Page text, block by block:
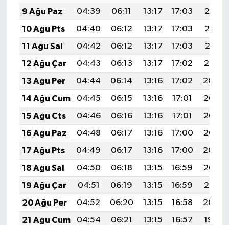
9 Ağu Paz
04:39 06:11 13:17 17:03
20:13
10 Ağu Pts
04:40 06:12 13:17 17:03
20:12
11 Ağu Sal
04:42 06:12 13:17 17:03
20:11
12 Ağu Çar
04:43 06:13 13:17 17:02
20:10
13 Ağu Per
04:44 06:14 13:16 17:02
20:09
14 Ağu Cum
04:45 06:15 13:16 17:01
20:07
15 Ağu Cts
04:46 06:16 13:16 17:01
20:06
16 Ağu Paz
04:48 06:17 13:16 17:00
20:05
17 Ağu Pts
04:49 06:17 13:16 17:00
20:04
18 Ağu Sal
04:50 06:18 13:15 16:59
20:02
19 Ağu Çar
04:51 06:19 13:15 16:59
20:01
20 Ağu Per
04:52 06:20 13:15 16:58
20:00
21 Ağu Cum
04:54 06:21 13:15 16:57
19:59